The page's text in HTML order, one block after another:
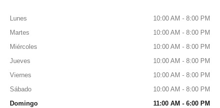
Lunes
10:00 AM - 8:00 PM
Martes
10:00 AM - 8:00 PM
Miércoles
10:00 AM - 8:00 PM
Jueves
10:00 AM - 8:00 PM
Viernes
10:00 AM - 8:00 PM
Sábado
10:00 AM - 8:00 PM
Domingo
11:00 AM - 6:00 PM